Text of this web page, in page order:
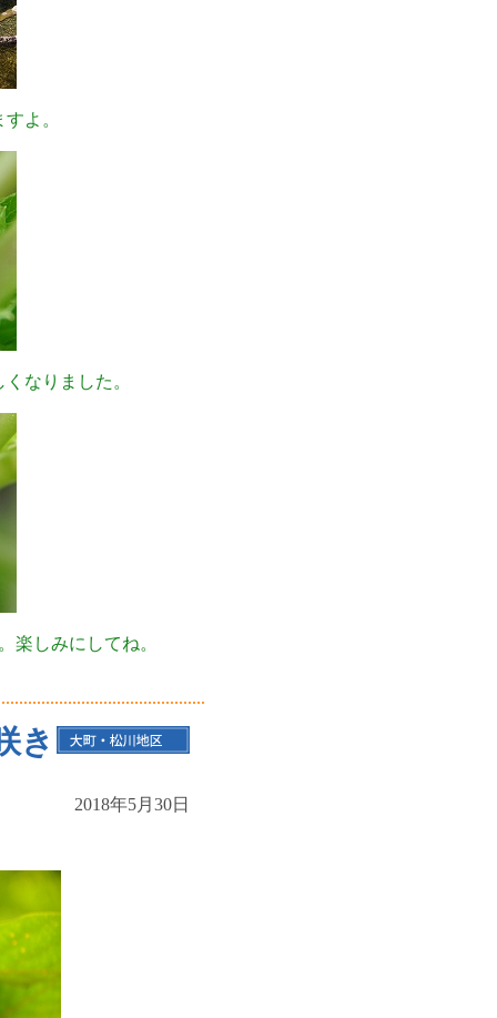
よ。
なりました。
楽しみにしてね。
き
2018年5月30日